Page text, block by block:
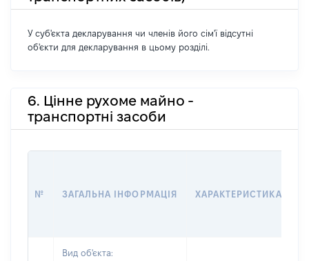
У суб'єкта декларування чи членів його сім'ї відсутні
об'єкти для декларування в цьому розділі.
6. Цінне рухоме майно -
транспортні засоби
№ ЗАГАЛЬНА ІНФОРМАЦІЯ ХАРАКТЕРИСТИКА
Вид об'єкта: